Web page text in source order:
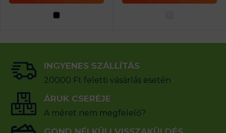
INGYENES SZÁLLÍTÁS
20000 Ft feletti vásárlás esetén
ÁRUK CSERÉJE
A méret nem megfelelő?